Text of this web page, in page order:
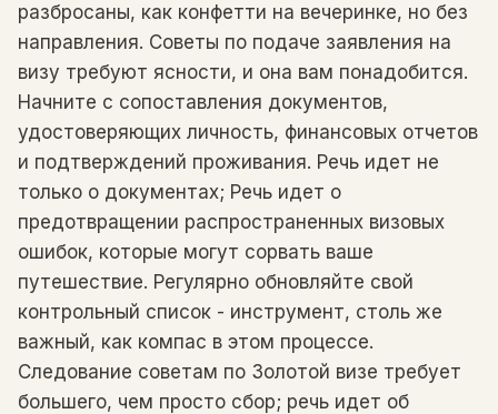
разбросаны, как конфетти на вечеринке, но без
направления. Советы по подаче заявления на
визу требуют ясности, и она вам понадобится.
Начните с сопоставления документов,
удостоверяющих личность, финансовых отчетов
и подтверждений проживания. Речь идет не
только о документах; Речь идет о
предотвращении распространенных визовых
ошибок, которые могут сорвать ваше
путешествие. Регулярно обновляйте свой
контрольный список - инструмент, столь же
важный, как компас в этом процессе.
Следование советам по Золотой визе требует
большего, чем просто сбор; речь идет об